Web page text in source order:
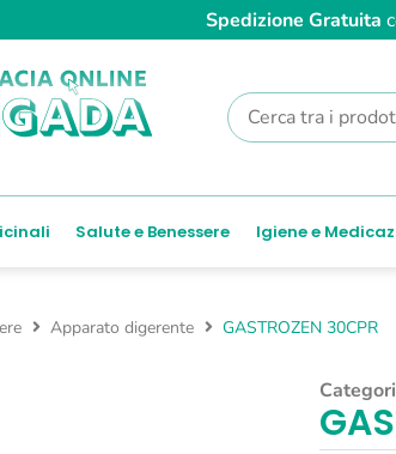
Spedizione Gratuita
Salute e Benessere Igiene e
Apparato digerente GASTROZEN 30CPR